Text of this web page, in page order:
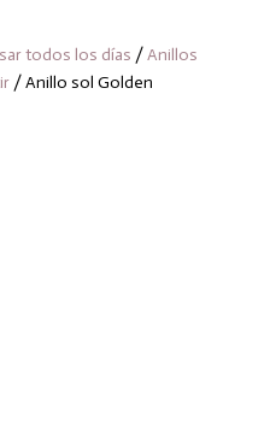
todos los días /Anillos
/ Anillo sol Golden